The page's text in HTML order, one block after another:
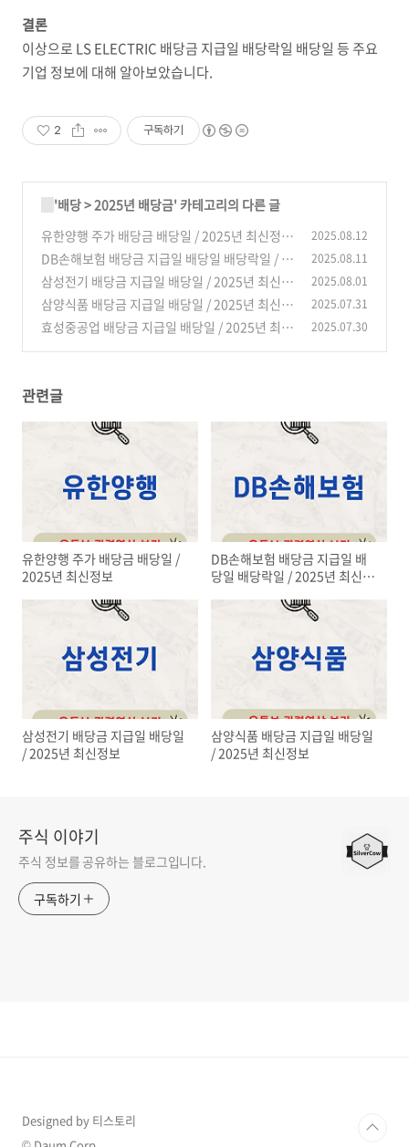
결론
이상으로 LS ELECTRIC 배당금 지급일 배당락일 배당일 등 주요
기업 정보에 대해 알아보았습니다.
2 구독하기
'배당>2025년 배당금' 카테고리의 다른 글
유한양행 주가 배당금 배당일 / 2025년 최신정보
(13)
2025.08.12
DB손해보험 배당금 지급일 배당일 배당락일 / 2
025년 최신정보 (9)
2025.08.11
삼성전기 배당금 지급일 배당일 / 2025년 최신정
보 (6)
2025.08.01
삼양식품 배당금 지급일 배당일 / 2025년 최신정
보
(3)
2025.07.31
효성중공업 배당금 지급일 배당일 / 2025년 최신
2025.07.30
관련글
유한양행 주가 배당금 배당일 /
2025년 최신정보
DB손해보험 배당금 지급일 배
당일 배당락일 / 2025년 최신정
삼성전기 배당금 지급일 배당일
/ 2025년 최신정보
삼양식품 배당금 지급일 배당일
/ 2025년 최신정보
주식 이야기
주식 정보를 공유하는 블로그입니다.
구독하기
Designed by 티스토리